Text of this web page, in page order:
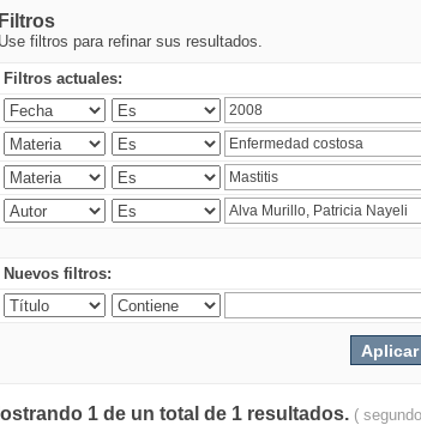
Filtros
Use filtros para refinar sus resultados.
Filtros actuales:
Nuevos filtros:
1 de un total de 1 resultados. (